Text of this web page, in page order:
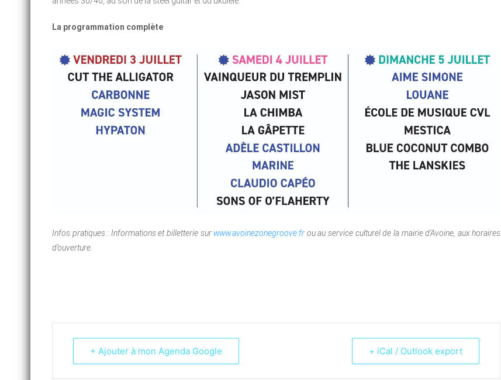
La programmation complète
Infos pratiques : Informations et billetterie sur www.avoinezonegroove.fr ou au service culturel de la mairie d’Avoine, aux horaires
d’ouverture.
+ Ajouter à mon Agenda Google + iCal / Outlook export